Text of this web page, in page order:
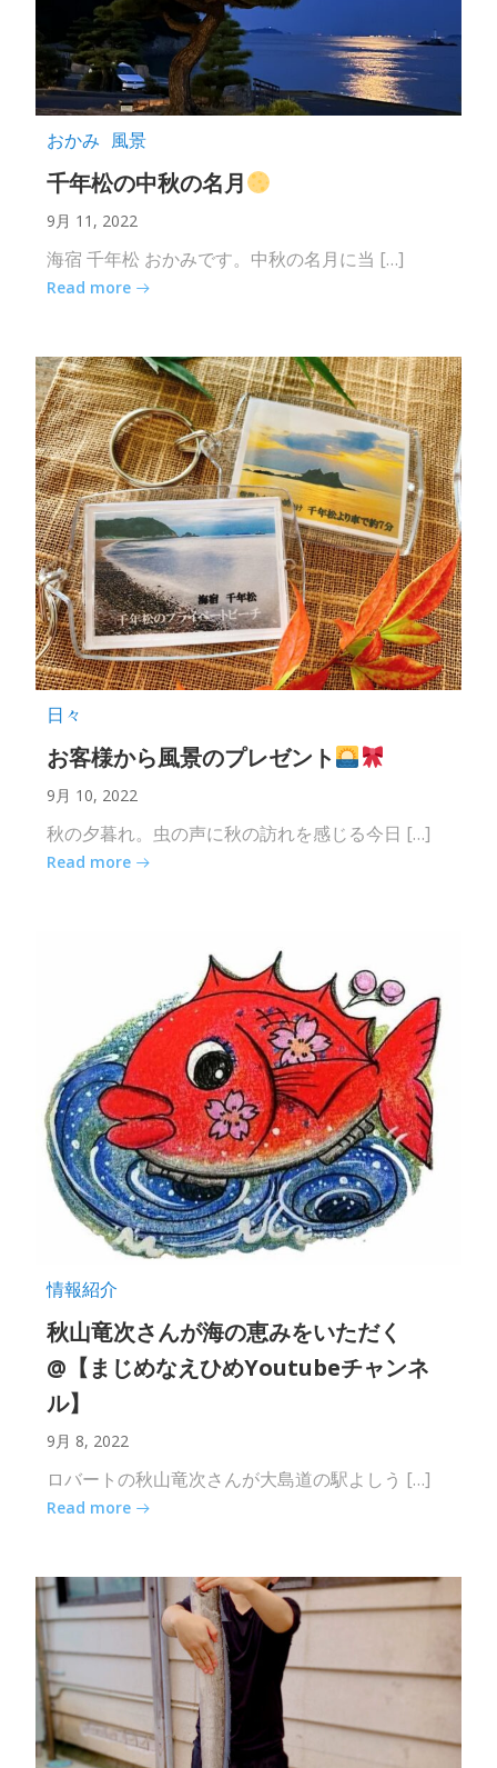
おかみ 風景
千年松の中秋の名月
9月 11, 2022
海宿 千年松 おかみです。中秋の名月に当 […]
Read more
日々
お客様から風景のプレゼント
9月 10, 2022
秋の夕暮れ。虫の声に秋の訪れを感じる今日 […]
Read more
情報紹介
秋山竜次さんが海の恵みをいただく
@【まじめなえひめYoutubeチャンネ
ル】
9月 8, 2022
ロバートの秋山竜次さんが大島道の駅よしう […]
Read more